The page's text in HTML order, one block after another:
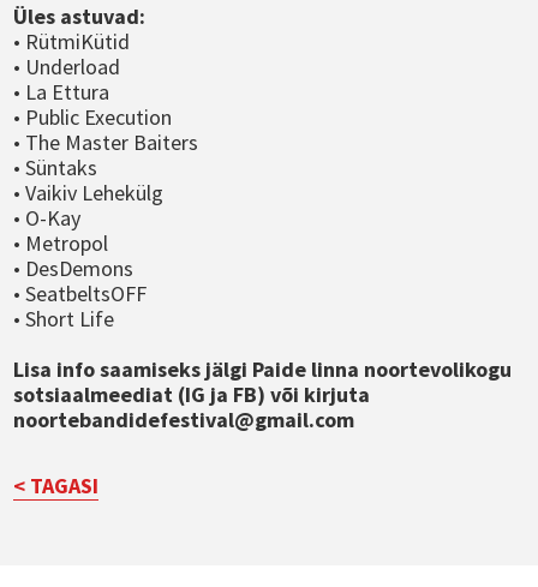
Üles astuvad:
• RütmiKütid
• Underload
• La Ettura
• Public Execution
• The Master Baiters
• Süntaks
• Vaikiv Lehekülg
• O-Kay
• Metropol
• DesDemons
• SeatbeltsOFF
• Short Life
Lisa info saamiseks jälgi Paide linna noortevolikogu
sotsiaalmeediat (IG ja FB) või kirjuta
noortebandidefestival@gmail.com
< TAGASI